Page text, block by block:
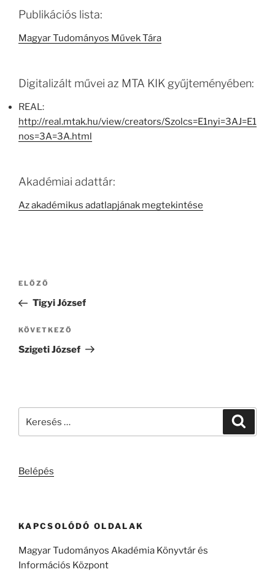
Publikációs lista:
Magyar Tudományos Művek Tára
Digitalizált művei az MTA KIK gyűjteményében:
REAL:
http://real.mtak.hu/view/creators/Szolcs=E1nyi=3AJ=E1
nos=3A=3A.html
Akadémiai adattár:
Az akadémikus adatlapjának megtekintése
Bejegyzés
Korábbi
bejegyzés
ELŐZŐ
Tigyi József
Következő
bejegyzés
KÖVETKEZŐ
Szigeti József
Belépés
KAPCSOLÓDÓ OLDALAK
Magyar Tudományos Akadémia Könyvtár és
Információs Központ